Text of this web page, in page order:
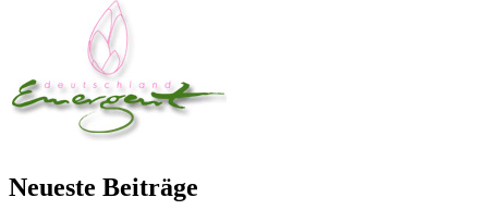
Neueste Beiträge